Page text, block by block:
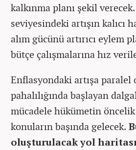
kalkınma planı şekil
seviyesindeki artışın kalıcı
alım gücünü artırıcı eylem
bütçe çalışmalarına hız
Enflasyondaki artışa paralel
pahalılığında başlayan
mücadele hükümetin
konuların başında gelecek.
oluşturulacak yol